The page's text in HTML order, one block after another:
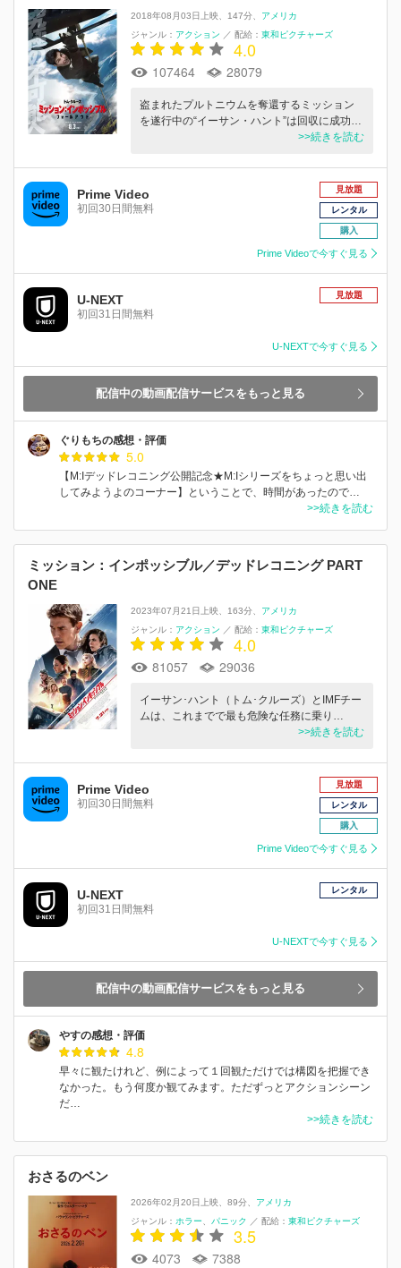
2018年08月03日上映 147分
アメリカ
ジャンル： アクション ／ 配給： 東和ピクチャーズ
4.0
107464 28079
盗まれたプルトニウムを奪還するミッション
を遂行中の“イーサン・ハント”は回収に成功…
>>続きを読む
Prime Video
初回30日間無料
見放題
レンタル
購入
Prime Videoで今すぐ見る
U-NEXT
初回31日間無料
見放題
U-NEXTで今すぐ見る
配信中の動画配信サービスをもっと見る
ぐりもちの感想・評価
5.0
【M:Iデッドレコニング公開記念★M:Iシリーズをちょっと思い出
してみようよのコーナー】ということで、時間があったので…
>>続きを読む
ミッション：インポッシブル／デッドレコニング PART
ONE
2023年07月21日上映 163分
アメリカ
ジャンル： アクション ／ 配給： 東和ピクチャーズ
4.0
81057 29036
イーサン･ハント（トム･クルーズ）とIMFチー
ムは、これまでで最も危険な任務に乗り…
>>続きを読む
Prime Video
初回30日間無料
見放題
レンタル
購入
Prime Videoで今すぐ見る
U-NEXT
初回31日間無料
レンタル
U-NEXTで今すぐ見る
配信中の動画配信サービスをもっと見る
やすの感想・評価
4.8
早々に観たけれど、例によって１回観ただけでは構図を把握でき
なかった。もう何度か観てみます。ただずっとアクションシーン
だ…
>>続きを読む
おさるのベン
2026年02月20日上映 89分
アメリカ
ジャンル： ホラー パニック ／ 配給： 東和ピクチャーズ
3.5
4073 7388